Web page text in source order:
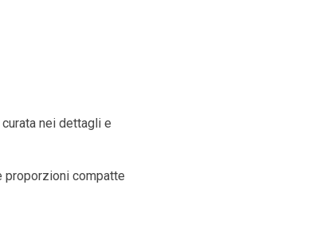
nei dettagli e
proporzioni compatte